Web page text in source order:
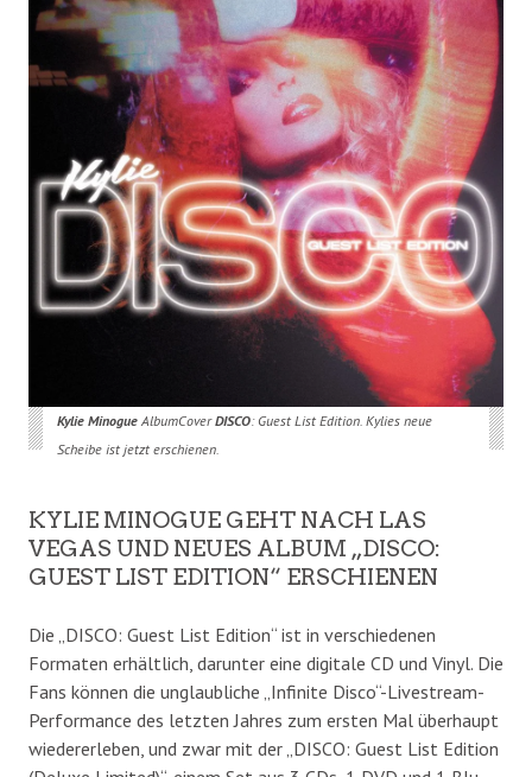
Kylie MinogueAlbumCoverDISCO: Guest List Edition. Kylies neue
Scheibe ist jetzt erschienen.
KYLIE MINOGUE GEHT NACH LAS
VEGAS UND NEUES ALBUM „DISCO:
GUEST LIST EDITION“ ERSCHIENEN
Die „DISCO: Guest List Edition“ ist in verschiedenen
Formaten erhältlich, darunter eine digitale CD und Vinyl. Die
Fans können die unglaubliche „Infinite Disco“-Livestream-
Performance des letzten Jahres zum ersten Mal überhaupt
wiedererleben, und zwar mit der „DISCO: Guest List Edition